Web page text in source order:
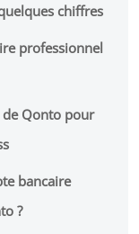
chiffres
professionnel
Qonto pour
bancaire
?